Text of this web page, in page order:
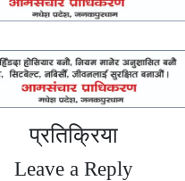
प्रतिक्रिया
Leave a Reply